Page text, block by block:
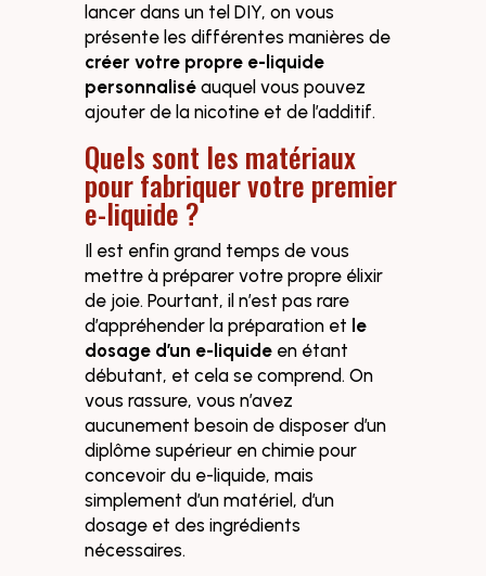
lancer dans un tel DIY, on vous
présente les différentes manières de
créer votre propre e-liquide
personnaliséauquel vous pouvez
ajouter de la nicotine et de l’additif.
Quels sont les matériaux
pour fabriquer votre premier
e-liquide ?
Il est enfin grand temps de vous
mettre à préparer votre propre élixir
de joie. Pourtant, il n’est pas rare
d’appréhender la préparation et le
dosage d’un e-liquide en étant
débutant, et cela se comprend. On
vous rassure, vous n’avez
aucunement besoin de disposer d’un
diplôme supérieur en chimie pour
concevoir du e-liquide, mais
simplement d’un matériel, d’un
dosage et des ingrédients
nécessaires.